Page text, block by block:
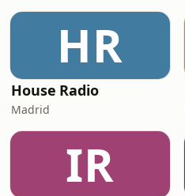
HR
House Radio
Madrid
IR